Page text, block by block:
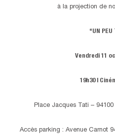
à la projection de
“UN PEU
Vendredi 11
19h30 |
Place Jacques Tati –
Accès parking : Avenue Carnot